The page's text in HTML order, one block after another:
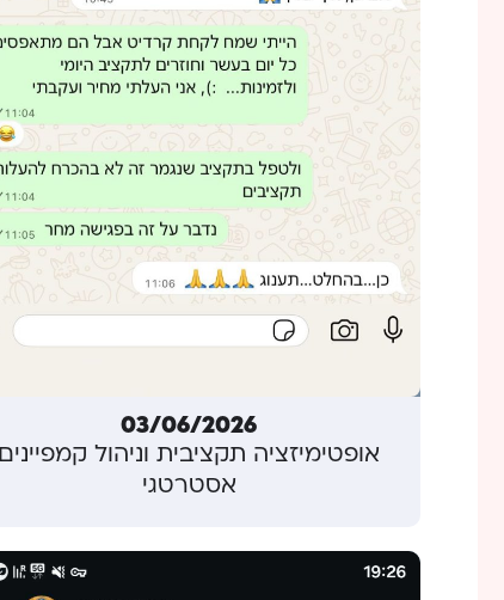
03/06/2026
אופטימיזציה תקציבית וניהול קמפיינים
אסטרטגי